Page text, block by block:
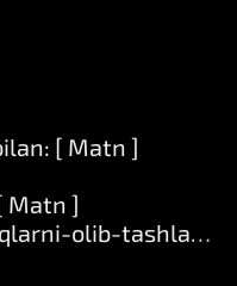
[ Matn ]
Matn ]
olib-tashlang